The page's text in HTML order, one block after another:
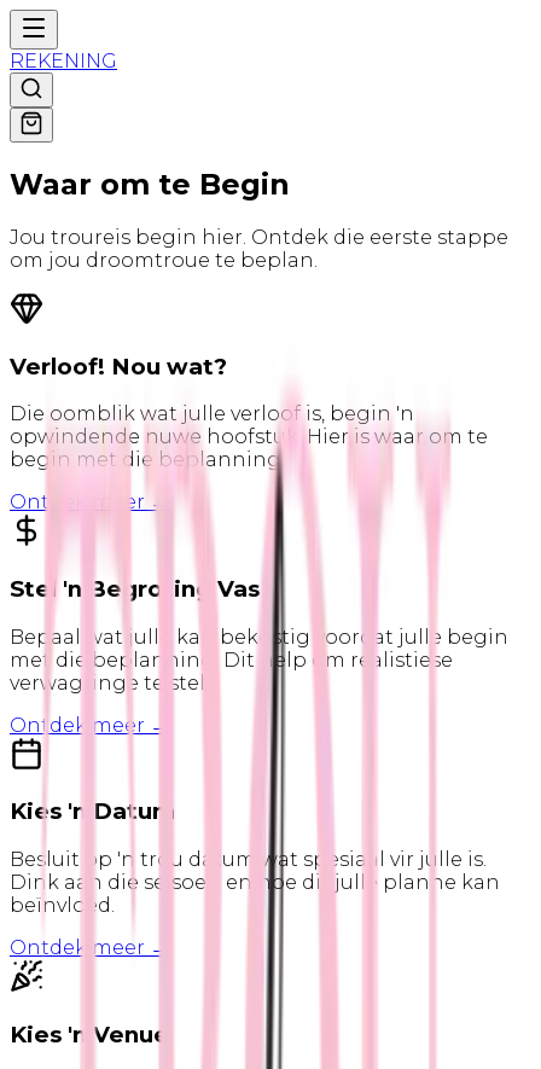
REKENING
Waar om te Begin
Jou troureis begin hier. Ontdek die eerste stappe
om jou droomtroue te beplan.
Verloof! Nou wat?
Die oomblik wat julle verloof is, begin 'n
opwindende nuwe hoofstuk. Hier is waar om te
begin met die beplanning.
Ontdek meer →
Stel 'n Begroting Vas
Bepaal wat julle kan bekostig voordat julle begin
met die beplanning. Dit help om realistiese
verwagtinge te stel.
Ontdek meer →
Kies 'n Datum
Besluit op 'n trou datum wat spesiaal vir julle is.
Dink aan die seisoen en hoe dit julle planne kan
beïnvloed.
Ontdek meer →
Kies 'n Venue